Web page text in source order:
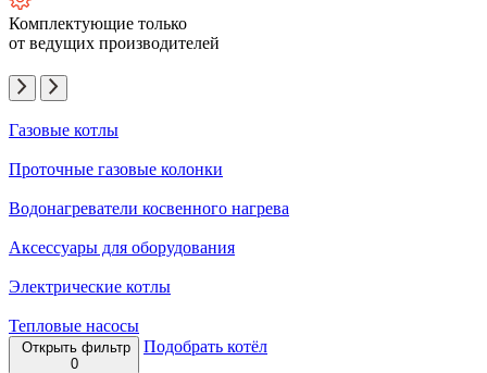
Комплектующие только
от ведущих производителей
Газовые котлы
Проточные газовые колонки
Водонагреватели косвенного нагрева
Аксессуары для оборудования
Электрические котлы
Тепловые насосы
Открыть фильтр
0
Подобрать котёл